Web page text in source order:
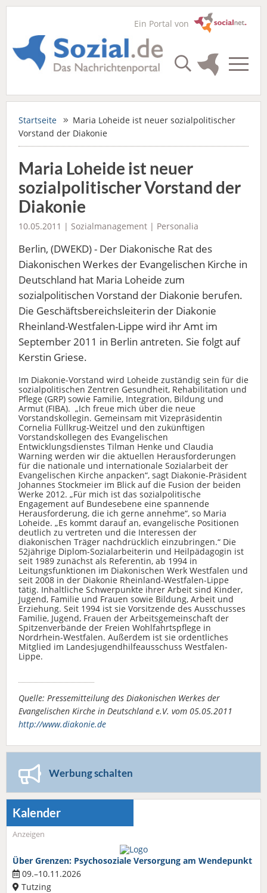
Ein Portal von
Startseite
Maria Loheide ist neuer sozialpolitischer
Vorstand der Diakonie
Maria Loheide ist neuer
sozialpolitischer Vorstand der
Diakonie
10.05.2011 | Sozialmanagement | Personalia
Berlin, (DWEKD) - Der Diakonische Rat des
Diakonischen Werkes der Evangelischen Kirche in
Deutschland hat Maria Loheide zum
sozialpolitischen Vorstand der Diakonie berufen.
Die Geschäftsbereichsleiterin der Diakonie
Rheinland-Westfalen-Lippe wird ihr Amt im
September 2011 in Berlin antreten. Sie folgt auf
Kerstin Griese.
Im Diakonie-Vorstand wird Loheide zuständig sein für die
sozialpolitischen Zentren Gesundheit, Rehabilitation und
Pflege (GRP) sowie Familie, Integration, Bildung und
Armut (FIBA). „Ich freue mich über die neue
Vorstandskollegin. Gemeinsam mit Vizepräsidentin
Cornelia Füllkrug-Weitzel und den zukünftigen
Vorstandskollegen des Evangelischen
Entwicklungsdienstes Tilman Henke und Claudia
Warning werden wir die aktuellen Herausforderungen
für die nationale und internationale Sozialarbeit der
Evangelischen Kirche anpacken“, sagt Diakonie-Präsident
Johannes Stockmeier im Blick auf die Fusion der beiden
Werke 2012. „Für mich ist das sozialpolitische
Engagement auf Bundesebene eine spannende
Herausforderung, die ich gerne annehme“, so Maria
Loheide. „Es kommt darauf an, evangelische Positionen
deutlich zu vertreten und die Interessen der
diakonischen Träger nachdrücklich einzubringen.“ Die
52jährige Diplom-Sozialarbeiterin und Heilpädagogin ist
seit 1989 zunächst als Referentin, ab 1994 in
Leitungsfunktionen im Diakonischen Werk Westfalen und
seit 2008 in der Diakonie Rheinland-Westfalen-Lippe
tätig. Inhaltliche Schwerpunkte ihrer Arbeit sind Kinder,
Jugend, Familie und Frauen sowie Bildung, Arbeit und
Erziehung. Seit 1994 ist sie Vorsitzende des Ausschusses
Familie, Jugend, Frauen der Arbeitsgemeinschaft der
Spitzenverbände der Freien Wohlfahrtspflege in
Nordrhein-Westfalen. Außerdem ist sie ordentliches
Mitglied im Landesjugendhilfeausschuss Westfalen-
Lippe.
Quelle: Pressemitteilung des Diakonischen Werkes der
Evangelischen Kirche in Deutschland e.V. vom 05.05.2011
http://www.diakonie.de
Werbung schalten
Kalender
Anzeigen
Über Grenzen: Psychosoziale Versorgung am Wendepunkt
09.–10.11.2026
Tutzing